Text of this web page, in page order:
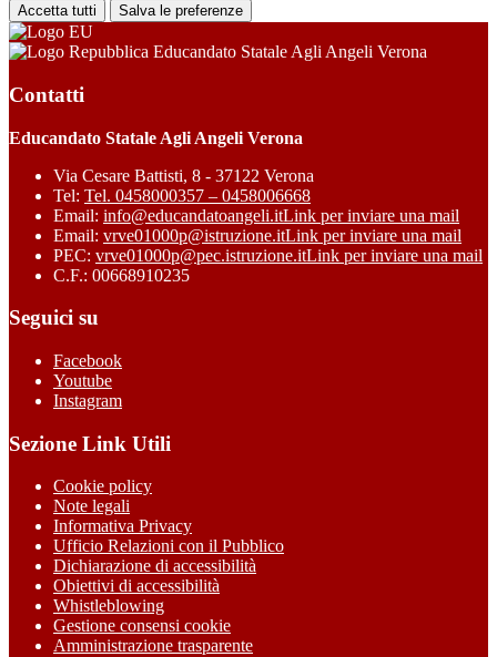
Accetta tutti Salva le preferenze
Educandato Statale Agli Angeli Verona
Contatti
Educandato Statale Agli Angeli Verona
Via Cesare Battisti, 8 - 37122 Verona
Tel: Tel. 0458000357 – 0458006668
Email: info@educandatoangeli.itLink per inviare una mail
Email: vrve01000p@istruzione.itLink per inviare una mail
PEC: vrve01000p@pec.istruzione.itLink per inviare una mail
C.F.: 00668910235
Seguici su
Facebook
Youtube
Instagram
Sezione Link Utili
Cookie policy
Note legali
Informativa Privacy
Ufficio Relazioni con il Pubblico
Dichiarazione di accessibilità
Obiettivi di accessibilità
Whistleblowing
Gestione consensi cookie
Amministrazione trasparente